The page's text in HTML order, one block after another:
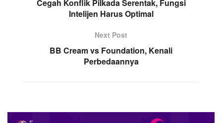
Cegah Konflik Pilkada Serentak, Fungsi
Intelijen Harus Optimal
Next Post
BB Cream vs Foundation, Kenali
Perbedaannya